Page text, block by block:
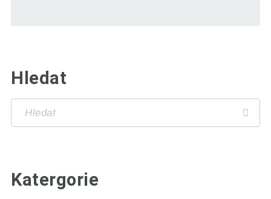
Hledat
Katergorie